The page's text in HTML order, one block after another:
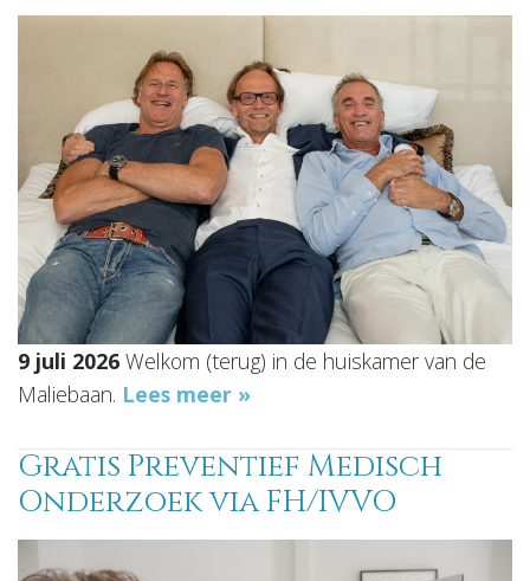
9 juli 2026 Welkom (terug) in de huiskamer van de
Maliebaan. Lees meer »
Gratis Preventief Medisch
Onderzoek via FH/IVVO